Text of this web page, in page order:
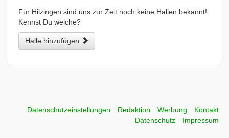
Für Hilzingen sind uns zur Zeit noch keine Hallen bekannt!
Kennst Du welche?
Halle hinzufügen
Datenschutzeinstellungen Redaktion Werbung
Kontakt
Datenschutz
Impressum